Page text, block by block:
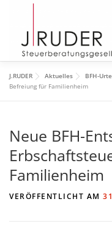
springen
START
DAS TEAM
SUCHEN
J.RUDER Aktuelles BFH-
Befreiung für Familienheim
Neue BFH-
Familienheim
VERÖFFENTLICHT AM